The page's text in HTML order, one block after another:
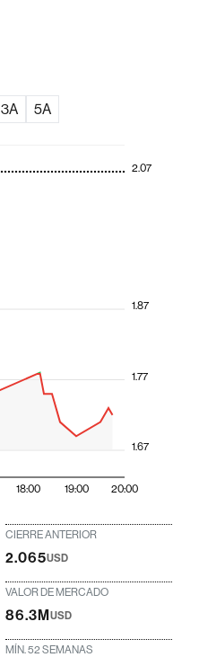
3A 5A
18:00 19:00 20:00
1.67
1.77
1.87
2.07
CIERRE ANTERIOR
2.065USD
VALOR DE MERCADO
86.3MUSD
MÍN. 52 SEMANAS